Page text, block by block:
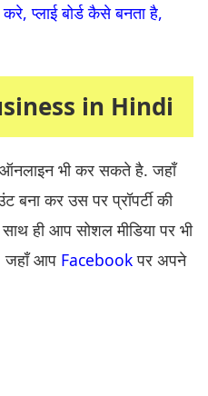
प्लाई बोर्ड कैसे बनता है,
in Hindi
ऑनलाइन भी कर सकते है. जहाँ
बना कर उस पर प्रॉपर्टी की
ही आप सोशल मीडिया पर भी
जहाँ आप Facebookपर अपने